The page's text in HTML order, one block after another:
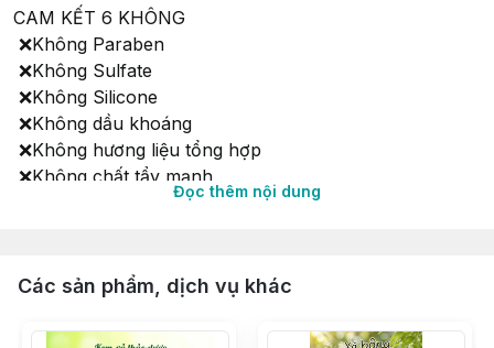
CAM KẾT 6 KHÔNG
❌Không Paraben
❌Không Sulfate
❌Không Silicone
❌Không dầu khoáng
❌Không hương liệu tổng hợp
❌Không chất tẩy mạnh
An toàn với người dùng, kể cả với làn da nhạy cảm, bà
Nhẹ nhàng, tự nhiên, dùng thích lắm ạ!
Đọc thêm nội dung
Các sản phẩm, dịch vụ khác